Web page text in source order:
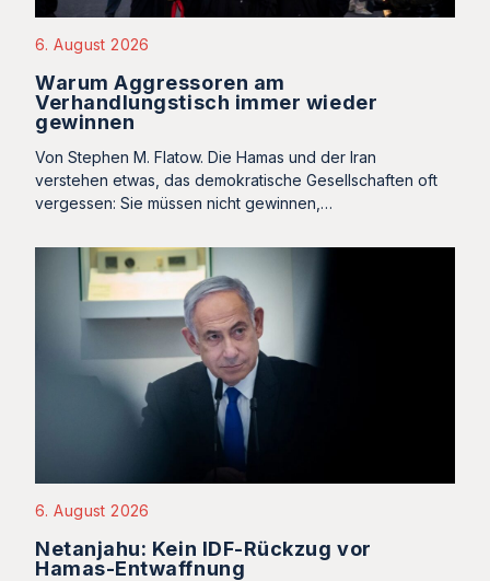
6. August 2026
Warum Aggressoren am
Verhandlungstisch immer wieder
gewinnen
Von Stephen M. Flatow. Die Hamas und der Iran
verstehen etwas, das demokratische Gesellschaften oft
vergessen: Sie müssen nicht gewinnen,…
6. August 2026
Netanjahu: Kein IDF-Rückzug vor
Hamas-Entwaffnung